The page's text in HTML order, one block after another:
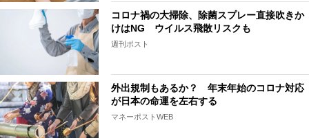
コロナ禍の大掃除、除菌スプレー直接吹きか
けはNG ウイルス飛散リスクも
週刊ポスト
外出規制もあるか？ 年末年始のコロナ対応
が日本の命運を左右する
マネーポストWEB